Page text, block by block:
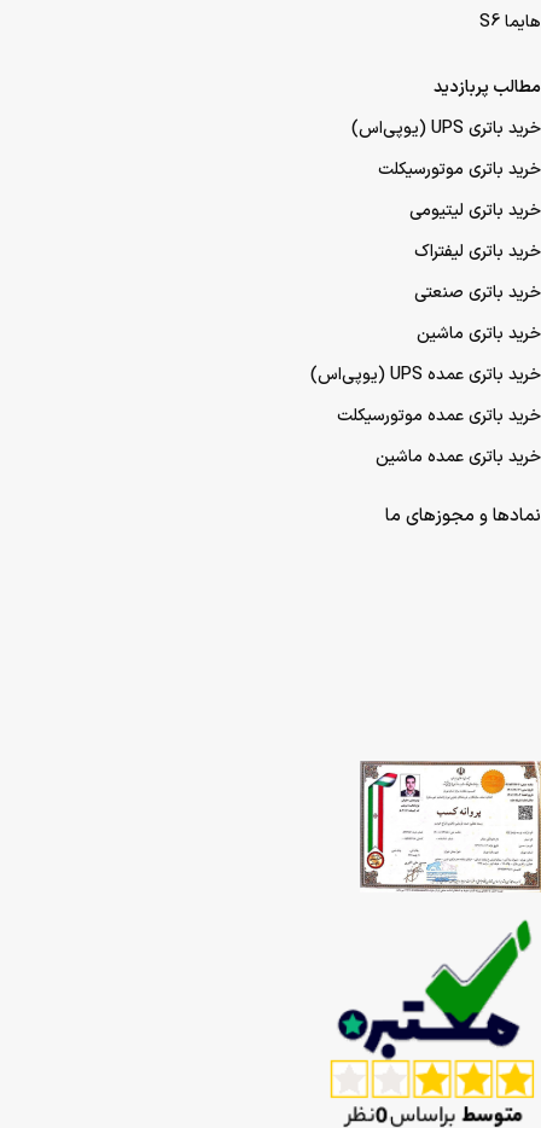
هایما S6
مطالب پربازدید
خرید باتری UPS (یو‌پی‌اس)
خرید باتری موتورسیکلت
خرید باتری لیتیومی
خرید باتری لیفتراک
خرید باتری صنعتی
خرید باتری ماشین
خرید باتری عمده UPS (یو‌پی‌اس)
خرید باتری عمده موتورسیکلت
خرید باتری عمده ماشین
نمادها و مجوزهای ما